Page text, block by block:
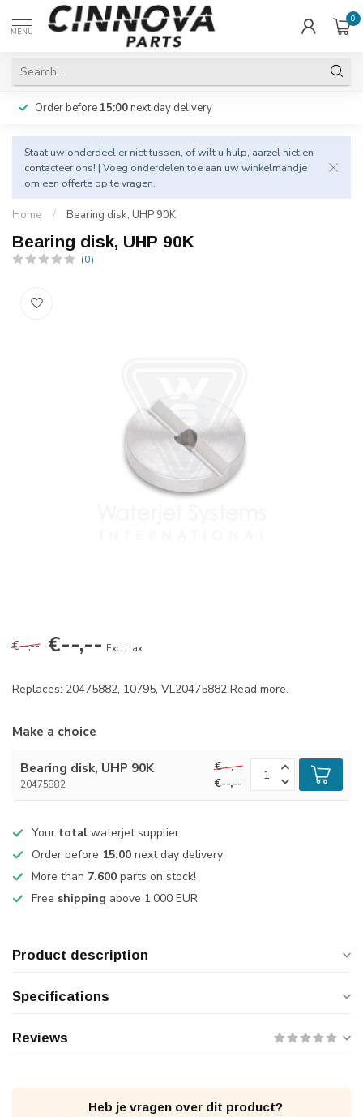
MENU
0
Order before 15:00next day delivery
Staat uw onderdeel er niet tussen, of wilt u hulp, aarzel niet en
contacteer ons! | Voeg onderdelen toe aan uw winkelmandje
om een offerte op te vragen.
Home / Bearing disk, UHP 90K
Bearing disk, UHP 90K
(0)
€--,-- €--,-- Excl. tax
Replaces: 20475882, 10795, VL20475882 Read more.
Make a choice
Bearing disk, UHP 90K
20475882
€--,--
€--,--
Your total waterjet supplier
Order before 15:00 next day delivery
More than 7.600 parts on stock!
Free shipping above 1.000 EUR
Product description
Specifications
Reviews
Heb je vragen over dit product?